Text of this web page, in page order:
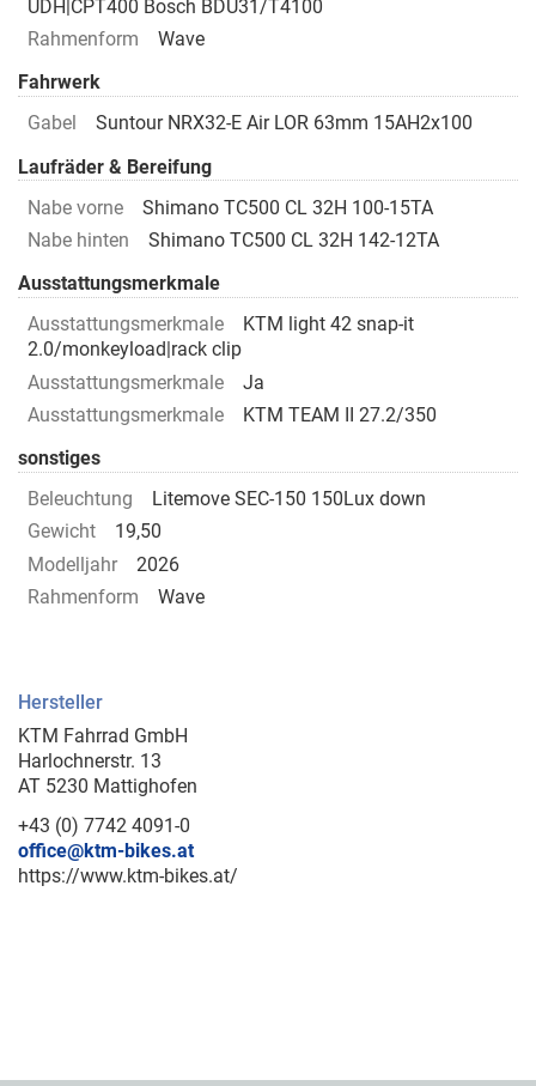
UDH|CPT400 Bosch BDU31/T4100
Rahmenform
Wave
Fahrwerk
Gabel
Suntour NRX32-E Air LOR 63mm 15AH2x100
Laufräder & Bereifung
Nabe vorne
Shimano TC500 CL 32H 100-15TA
Nabe hinten
Shimano TC500 CL 32H 142-12TA
Ausstattungsmerkmale
Ausstattungsmerkmale
KTM light 42 snap-it
2.0/monkeyload|rack clip
Ausstattungsmerkmale
Ja
Ausstattungsmerkmale
KTM TEAM II 27.2/350
sonstiges
Beleuchtung
Litemove SEC-150 150Lux down
Gewicht
19,50
Modelljahr
2026
Rahmenform
Wave
Hersteller
KTM Fahrrad GmbH
Harlochnerstr. 13
AT 5230 Mattighofen
+43 (0) 7742 4091-0
office@ktm-bikes.at
https://www.ktm-bikes.at/